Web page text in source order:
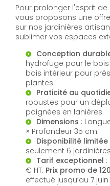
Pour prolonger l'esprit de
vous proposons une
sur nos jardinières
sublimer vos espaces
Conception
hydrofuge pour le
bois intérieur pour
plantes.
Praticité au
robustes pour un
poignées en lanières.
Dimensions :
× Profondeur 35 cm.
Disponibilité limitée
seulement 6
Tarif exceptionnel
€ HT. Prix promo de
effectué jusqu’au 7 juin